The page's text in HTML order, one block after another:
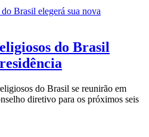
do Brasil
do Brasil se reunirão em
diretivo para os próximos seis